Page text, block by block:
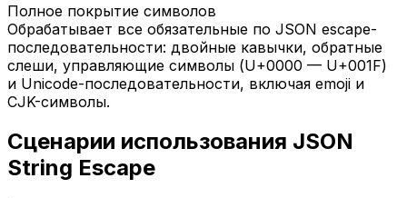
Полное покрытие символов
Обрабатывает все обязательные по JSON escape-
последовательности: двойные кавычки, обратные
слеши, управляющие символы (U+0000 — U+001F)
и Unicode-последовательности, включая emoji и
CJK-символы.
Сценарии использования JSON
String Escape